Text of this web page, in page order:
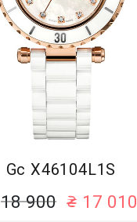
Gc X46104L1S
18 900 17 010